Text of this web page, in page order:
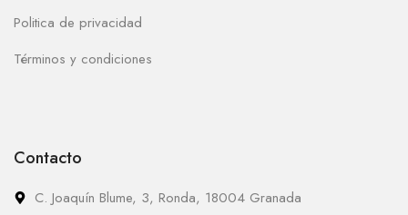
Politica de privacidad
Términos y condiciones
Contacto
C. Joaquín Blume, 3, Ronda, 18004 Granada